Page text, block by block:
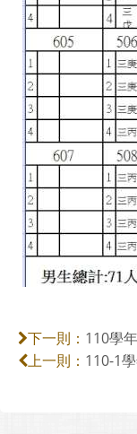
下一則： 110學
上一則： 110-1